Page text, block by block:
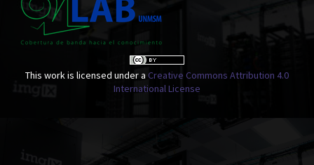
This work is licensed under a Creative Commons Attribution 4.0
International License